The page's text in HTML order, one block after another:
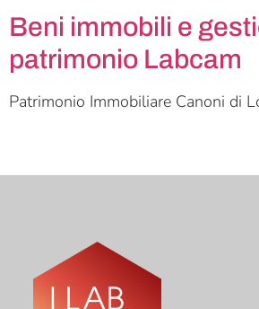
Beni immobili e
patrimonio Labcam
Patrimonio Immobiliare Canoni di